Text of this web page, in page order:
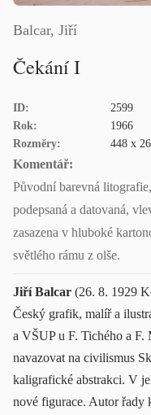
Balcar, Jiří
Čekání I
ID:
2599
Rok:
1966
Rozměry:
448 x
Komentář:
Původní barevná
podepsaná a datovaná,
zasazena v hluboké
světlého rámu z olše.
Jiří Balcar (26. 8. 1929
Český grafik, malíř a
a VŠUP u F. Tichého a F.
navazovat na civilismus
kaligrafické abstrakci. V
nové figurace. Autor řady